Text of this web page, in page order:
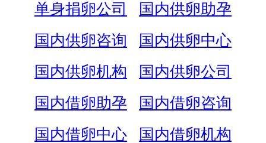
单身捐卵公司
国内供卵助孕
国内供卵咨询
国内供卵中心
国内供卵机构
国内供卵公司
国内借卵助孕
国内借卵咨询
国内借卵中心
国内借卵机构